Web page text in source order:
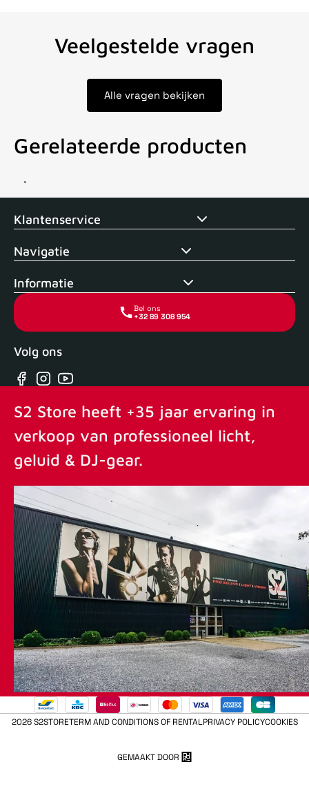
Veelgestelde vragen
Alle vragen bekijken
Gerelateerde producten
Voor 15uur besteld, zelfde dag verstuurd Echte winkel +35
Klantenservice
Navigatie
Informatie
Bel ons
+32 89 308 954
Volg ons
Facebook
Instagram
YouTube
S2 Store heeft +35 jaar ervaring in
verkoop van professioneel licht,
geluid & DJ-gear.
2026 S2STORETERM AND CONDITIONS OF RENTALPRIVACY POLICYCOOKIES
GEMAAKT DOOR